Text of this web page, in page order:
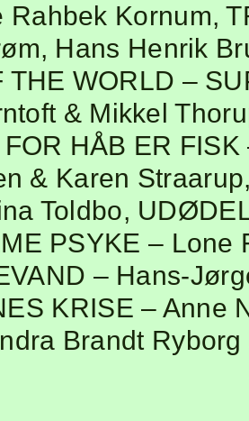
Rahbek Kornum,
Hans Henrik
THE WORLD –
& Mikkel
HÅB ER FISK
& Karen Straarup,
Toldbo,
PSYKE – Lone
– Hans-
KRISE – Anne
Brandt Ryborg